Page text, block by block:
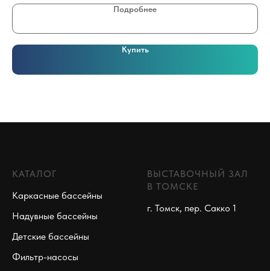
Подробнее
Купить
КАТАЛОГ
Каркасные бассейны
Надувные бассейны
Детские бассейны
Фильтр-насосы
ВЫСТАВОЧНЫЙ ЗАЛ
В ТОМСКЕ
г. Томск, пер. Сакко 1